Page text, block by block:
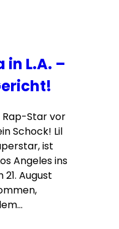
in L.A. –
Rap-Star vor
Schock! Lil
ist
Angeles ins
August